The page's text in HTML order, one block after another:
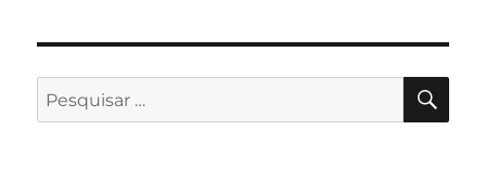
seu
e
Pesquisar
por: